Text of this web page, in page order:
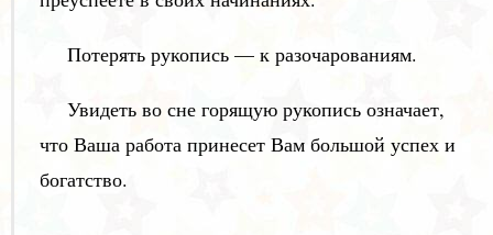
Потерять рукопись — к разочарованиям.
Увидеть во сне горящую рукопись означает,
что Ваша работа принесет Вам большой успех и
богатство.